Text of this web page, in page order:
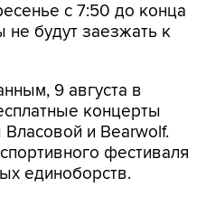
с 7:50 до конца
не будут заезжать к
9 августа в
концерты
и Bearwolf.
фестиваля
единоборств.